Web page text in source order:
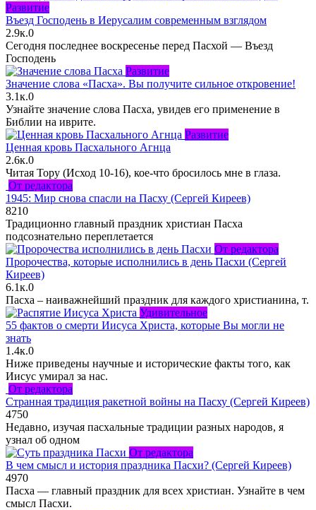
Развитие
Въезд Господень в Иерусалим современным взглядом
2.9к.0
Сегодня последнее воскресенье перед Пасхой — Въезд
Господень
Развитие
Значение слова «Пасха». Вы получите сильное откровение!
3.1к.0
Узнайте значение слова Пасха, увидев его применение в
Библии на иврите.
Развитие
Ценная кровь Пасхального Агнца
2.6к.0
Читая Тору (Исход 10-16), кое-что бросилось мне в глаза.
От редактора
1945: Мир снова спасли на Пасху (Сергей Киреев)
8210
Традиционно главный праздник христиан Пасха
подсознательно переплетается
От редактора
Пророчества, которые исполнились в день Пасхи (Сергей
Киреев)
6.1к.0
Пасха – наиважнейший праздник для каждого христианина, т.
Удивительное
55 фактов о смерти Иисуса Христа, которые Вы могли не
знать
1.4к.0
Ниже приведены научные и исторические факты того, как
Иисус умирал за нас.
От редактора
Странная традиция ракетной войны на Пасху (Сергей Киреев)
4750
Недавно, изучая пасхальные традиции разных народов, я
узнал об одном
От редактора
В чем смысл и история праздника Пасхи? (Сергей Киреев)
4970
Пасха — главный праздник для всех христиан. Узнайте в чем
смысл Пасхи.